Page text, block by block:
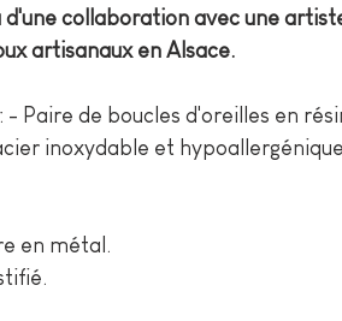
d'une collaboration avec une
artisanaux en Alsace.
- Paire de boucles d'oreilles en
inoxydable et hypoallergénique
en métal.